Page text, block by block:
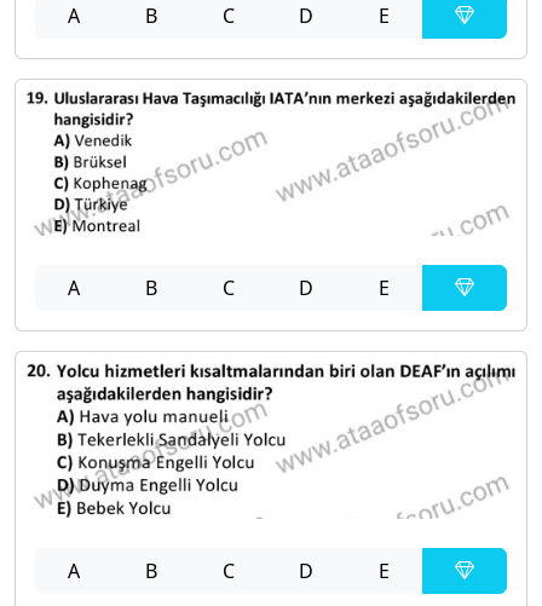
A B C D E
A B C D E
A B C D E